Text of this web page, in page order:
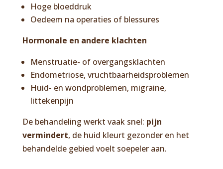
Hoge bloeddruk
Oedeem na operaties of blessures
Hormonale en andere klachten
Menstruatie- of overgangsklachten
Endometriose, vruchtbaarheidsproblemen
Huid- en wondproblemen, migraine,
littekenpijn
De behandeling werkt vaak snel: pijn
vermindert, de huid kleurt gezonder en het
behandelde gebied voelt soepeler aan.